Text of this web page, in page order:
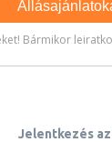
Jelentkezés